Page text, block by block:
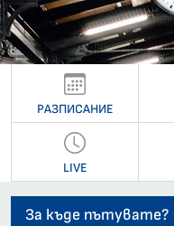
РАЗПИСАНИЕ
LIVE
За къде пътувате?